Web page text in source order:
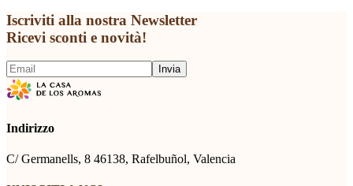
Iscriviti alla nostra Newsletter
Ricevi sconti e novità!
Invia
Indirizzo
C/ Germanells, 8 46138, Rafelbuñol, Valencia